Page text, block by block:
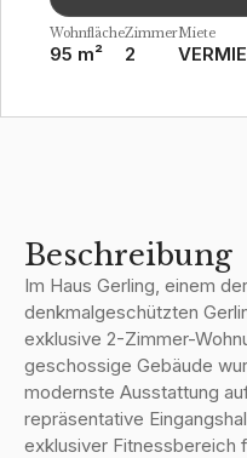
Wohnfläche
95 m²
Zimmer
2
Miete
Beschreibung
Im Haus Gerling, einem
denkmalgeschützten
exklusive 2-Zimmer-
geschossige Gebäude
modernste Ausstattung
repräsentative
exklusiver Fitnessbereich